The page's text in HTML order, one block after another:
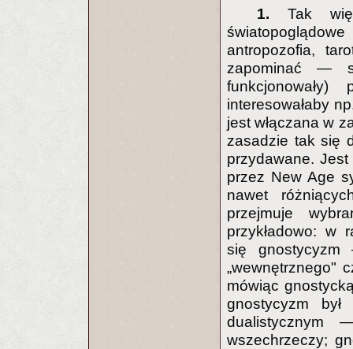
1. Tak
antropozofia,
zapominać —
interesowałaby
jest włączana w
zasadzie tak się
przydawane.
przez New Age
nawet
przejmuje
przykładowo: w
się
„wewnętrznego"
mówiąc
gnostycyzm
wszechrzeczy;